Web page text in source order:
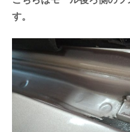
す。